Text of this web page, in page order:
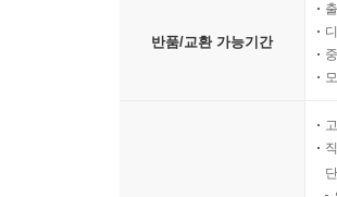
반품/교환 가능기간